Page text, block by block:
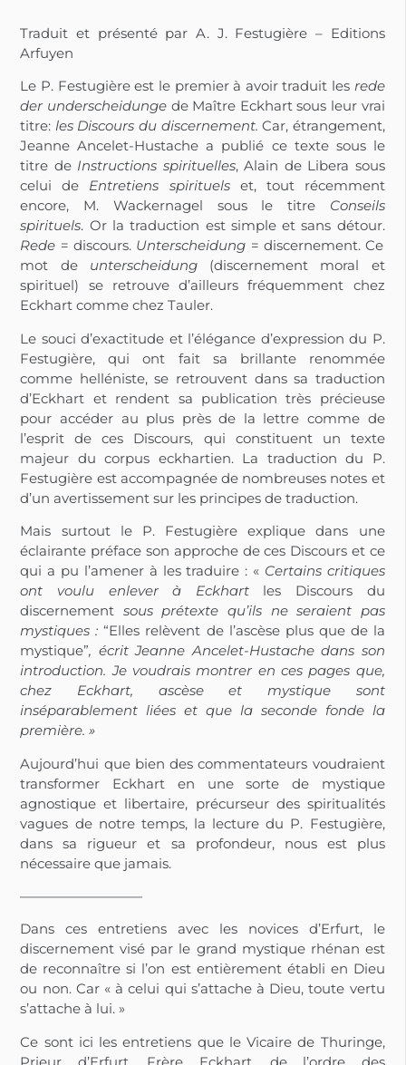
Traduit et présenté par A. J. Festugière – Editions
Arfuyen
Le P. Festugière est le premier à avoir traduit les rede
der underscheidunge de Maître Eckhart sous leur vrai
titre: les Discours du discernement. Car, étrangement,
Jeanne Ancelet-Hustache a publié ce texte sous le
titre de Instructions spirituelles, Alain de Libera sous
celui de Entretiens spirituelset, tout récemment
encore, M. Wackernagel sous le titre Conseils
spirituels. Or la traduction est simple et sans détour.
Rede = discours. Unterscheidung = discernement. Ce
mot de unterscheidung(discernement moral et
spirituel) se retrouve d’ailleurs fréquemment chez
Eckhart comme chez Tauler.
Le souci d’exactitude et l’élégance d’expression du P.
Festugière, qui ont fait sa brillante renommée
comme helléniste, se retrouvent dans sa traduction
d’Eckhart et rendent sa publication très précieuse
pour accéder au plus près de la lettre comme de
l’esprit de ces Discours, qui constituent un texte
majeur du corpus eckhartien. La traduction du P.
Festugière est accompagnée de nombreuses notes et
d’un avertissement sur les principes de traduction.
Mais surtout le P. Festugière explique dans une
éclairante préface son approche de ces Discours et ce
qui a pu l’amener à les traduire : « Certains critiques
ont voulu enlever à Eckhart les Discours du
discernement sous prétexte qu’ils ne seraient pas
mystiques :“Elles relèvent de l’ascèse plus que de la
mystique”, écrit Jeanne Ancelet-Hustache dans son
introduction. Je voudrais montrer en ces pages que,
chez Eckhart, ascèse et mystique sont
inséparablement liées et que la seconde fonde la
première. »
Aujourd’hui que bien des commentateurs voudraient
transformer Eckhart en une sorte de mystique
agnostique et libertaire, précurseur des spiritualités
vagues de notre temps, la lecture du P. Festugière,
dans sa rigueur et sa profondeur, nous est plus
nécessaire que jamais.
—————————
Dans ces entretiens avec les novices d’Erfurt, le
discernement visé par le grand mystique rhénan est
de reconnaître si l’on est entièrement établi en Dieu
ou non. Car « à celui qui s’attache à Dieu, toute vertu
s’attache à lui. »
Ce sont ici les entretiens que le Vicaire de Thuringe,